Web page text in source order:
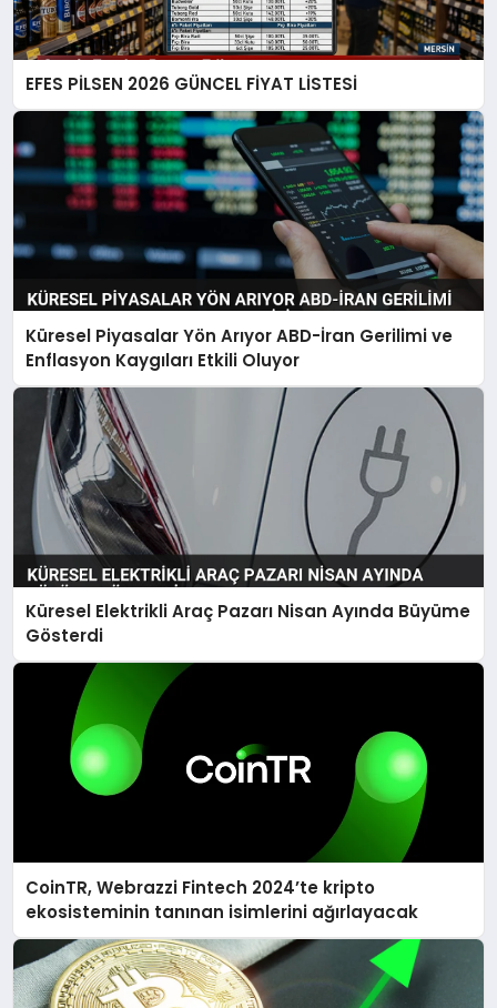
EFES PİLSEN 2026 GÜNCEL FİYAT LİSTESİ
Küresel Piyasalar Yön Arıyor ABD-İran Gerilimi ve
Enflasyon Kaygıları Etkili Oluyor
Küresel Elektrikli Araç Pazarı Nisan Ayında Büyüme
Gösterdi
CoinTR, Webrazzi Fintech 2024’te kripto
ekosisteminin tanınan isimlerini ağırlayacak